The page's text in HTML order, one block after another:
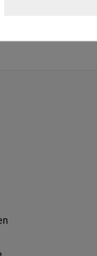
ich die